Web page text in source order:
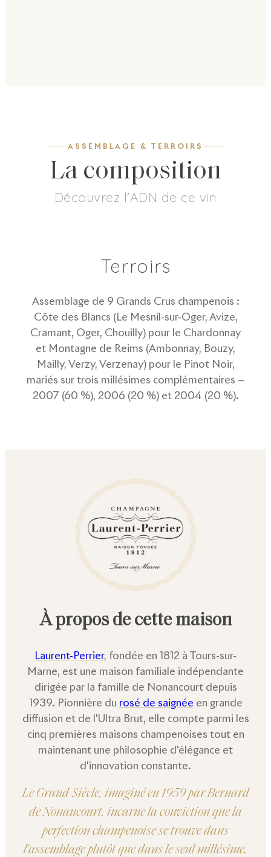
ASSEMBLAGE & TERROIRS
La composition
Découvrez l'ADN de ce vin
Terroirs
Assemblage de 9 Grands Crus champenois :
Côte des Blancs (Le Mesnil-sur-Oger, Avize,
Cramant, Oger, Chouilly) pour le Chardonnay
et Montagne de Reims (Ambonnay, Bouzy,
Mailly, Verzy, Verzenay) pour le Pinot Noir,
mariés sur trois millésimes complémentaires —
2007 (60 %), 2006 (20 %) et 2004 (20 %).
À propos de cette maison
Laurent-Perrier, fondée en 1812 à Tours-sur-
Marne, est une maison familiale indépendante
dirigée par la famille de Nonancourt depuis
1939. Pionnière du rosé de saignée en grande
diffusion et de l'Ultra Brut, elle compte parmi les
cinq premières maisons champenoises tout en
maintenant une philosophie d'élégance et
d'innovation constante.
Le Grand Siècle, imaginé en 1959 par Bernard
de Nonancourt, incarne la conviction que la
perfection champenoise se trouve dans
l'assemblage plutôt que dans le seul millésime.